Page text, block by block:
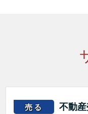
売る 不動